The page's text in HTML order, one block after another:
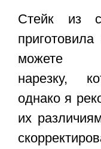
Стейк из
можете
нарезку,
однако я
их